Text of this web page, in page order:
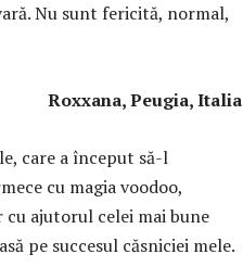
Nu sunt fericită, normal,
Roxxana, Peugia, Italia
care a început să-l
cu magia voodoo,
ajutorul celei mai bune
pe succesul căsniciei mele.